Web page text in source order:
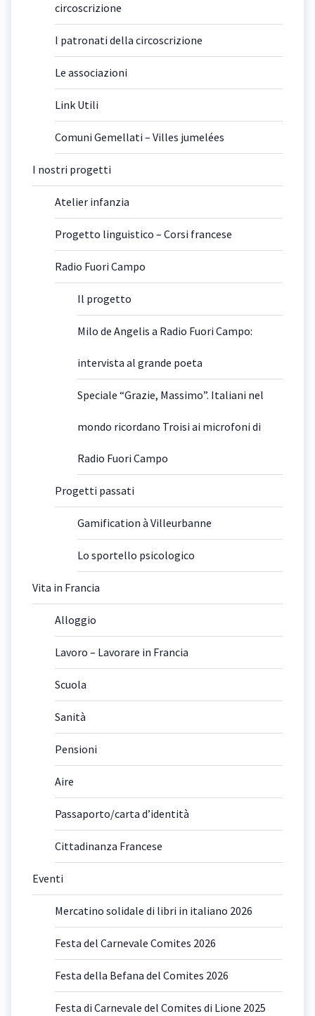
circoscrizione
I patronati della circoscrizione
Le associazioni
Link Utili
Comuni Gemellati – Villes jumelées
I nostri progetti
Atelier infanzia
Progetto linguistico – Corsi francese
Radio Fuori Campo
Il progetto
Milo de Angelis a Radio Fuori Campo:
intervista al grande poeta
Speciale “Grazie, Massimo”. Italiani nel
mondo ricordano Troisi ai microfoni di
Radio Fuori Campo
Progetti passati
Gamification à Villeurbanne
Lo sportello psicologico
Vita in Francia
Alloggio
Lavoro – Lavorare in Francia
Scuola
Sanità
Pensioni
Aire
Passaporto/carta d’identità
Cittadinanza Francese
Eventi
Mercatino solidale di libri in italiano 2026
Festa del Carnevale Comites 2026
Festa della Befana del Comites 2026
Festa di Carnevale del Comites di Lione 2025